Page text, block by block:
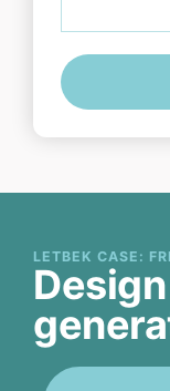
LETBEK CASE: